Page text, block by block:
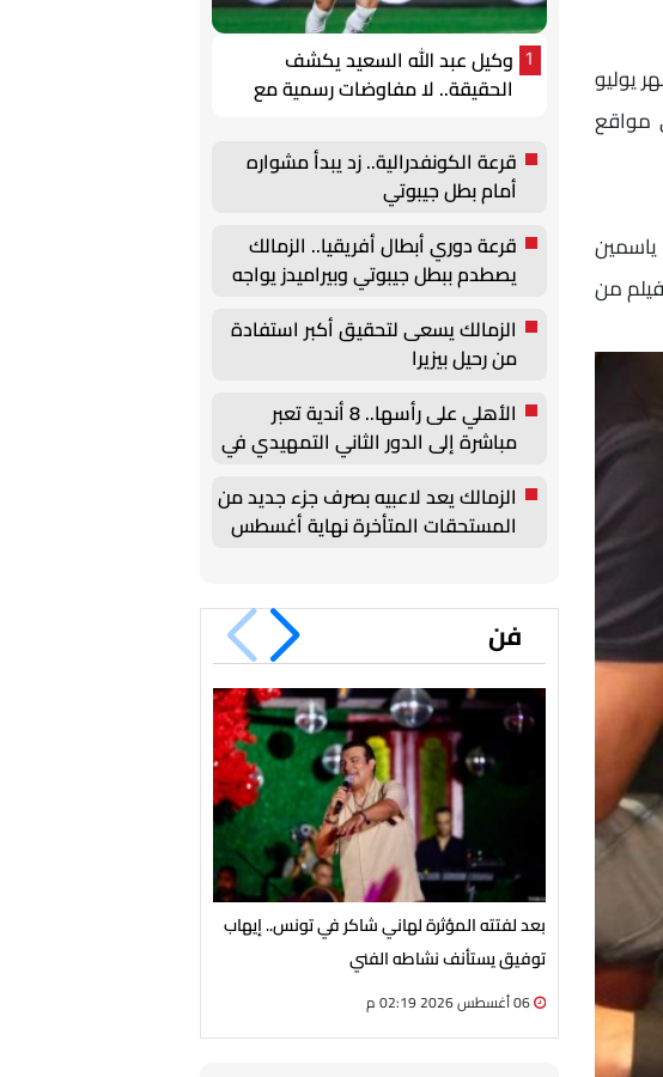
فيلم شمس الزناتي 2، نهاية شهر يوليو
مواقع
ياسمين
من
1
وكيل عبد الله السعيد يكشف
الحقيقة.. لا مفاوضات رسمية مع
قرعة الكونفدرالية.. زد يبدأ مشواره
أمام بطل جيبوتي
قرعة دوري أبطال أفريقيا.. الزمالك
يصطدم ببطل جيبوتي وبيراميدز يواجه
الزمالك يسعى لتحقيق أكبر استفادة
من رحيل بيزيرا
الأهلي على رأسها.. 8 أندية تعبر
مباشرة إلى الدور الثاني التمهيدي في
الزمالك يعد لاعبيه بصرف جزء جديد من
المستحقات المتأخرة نهاية أغسطس
فن
بعد لفتته المؤثرة لهاني شاكر في تونس.. إيهاب
توفيق يستأنف نشاطه الفني